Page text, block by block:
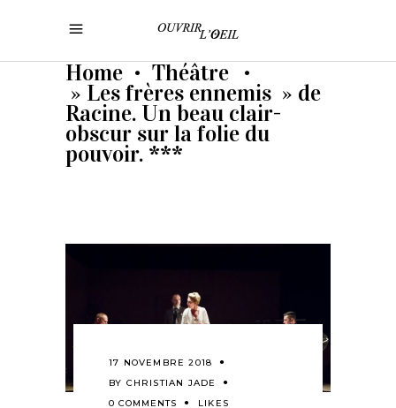
Home • Théâtre •
» Les frères ennemis » de
Racine. Un beau clair-
obscur sur la folie du
pouvoir. ***
17 NOVEMBRE 2018
BY CHRISTIAN JADE
0 COMMENTS
LIKES